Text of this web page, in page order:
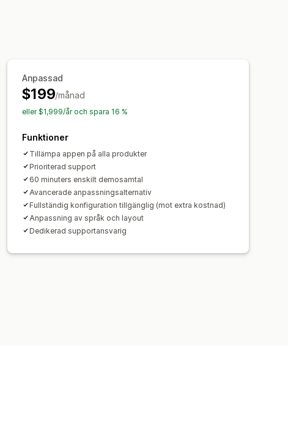
Anpassad
$199/månad
eller $1,999/år och spara 16 %
Funktioner
Tillämpa appen på alla produkter
Prioriterad support
60 minuters enskilt demosamtal
Avancerade anpassningsalternativ
Fullständig konfiguration tillgänglig (mot extra kostnad)
Anpassning av språk och layout
Dedikerad supportansvarig